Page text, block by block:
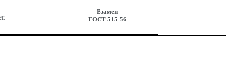
Взамен
ГОСТ515-56